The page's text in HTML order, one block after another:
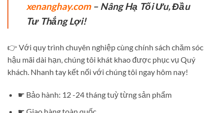
xenanghay.com– Nâng Hạ Tối Ưu, Đầu
Tư Thắng Lợi!
👉 Với quy trình chuyên nghiệp cùng chính sách chăm sóc
hậu mãi dài hạn, chúng tôi khát khao được phục vụ Quý
khách. Nhanh tay kết nối với chúng tôi ngay hôm nay!
☛ Bảo hành: 12 -24 tháng tuỳ từng sản phẩm